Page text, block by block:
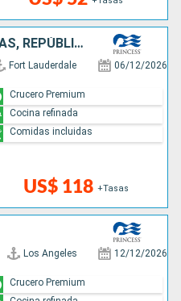
ESTADOS UNIDOS, BAHAMAS, REPÚBLICA DOMINICANA
Fort Lauderdale 06/12/2026
US$ 118 +Tasas
Crucero Premium
Cocina refinada
Comidas incluidas
Los Angeles 12/12/2026
Crucero Premium